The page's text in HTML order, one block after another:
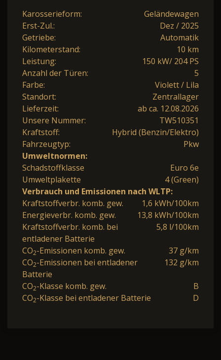
Karosserieform:
Geländewagen
Erst-Zul.:
Dez / 2025
Getriebe:
Automatik
Kilometerstand:
10 km
Leistung:
150 kW/ 204 PS
Anzahl der Türen:
5
Farbe:
Violett / Lila
Standort:
Zentrallager
Lieferzeit:
ab ca. 12.08.2026
Unsere Nummer:
TW510351
Kraftstoff:
Hybrid (Benzin/Elektro)
Fahrzeugtyp:
Pkw
Umweltnormen:
Schadstoffklasse
Euro 6e
Umweltplakette
4 (Green)
Verbrauch und Emissionen nach WLTP:
Kraftstoffverbr. komb. gew.
1,6 kWh/100km
Energieverbr. komb. gew.
13,8 kWh/100km
Kraftstoffverbr. komb. bei
entladener Batterie
5,8 l/100km
CO2-Emissionen komb. gew.
37 g/km
CO2-Emissionen bei entladener
Batterie
132 g/km
CO2-Klasse komb. gew.
B
CO2-Klasse bei entladener Batterie D